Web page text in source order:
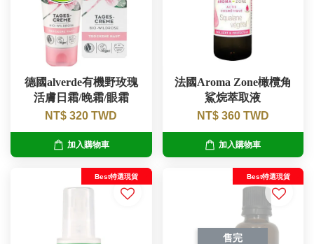
德國alverde有機野玫瑰
活膚日霜/晚霜/眼霜
NT$ 320 TWD
加入購物車
法國Aroma Zone橄欖角
鯊烷萃取液
NT$ 360 TWD
加入購物車
Best特選現貨
售完
Best特選現貨